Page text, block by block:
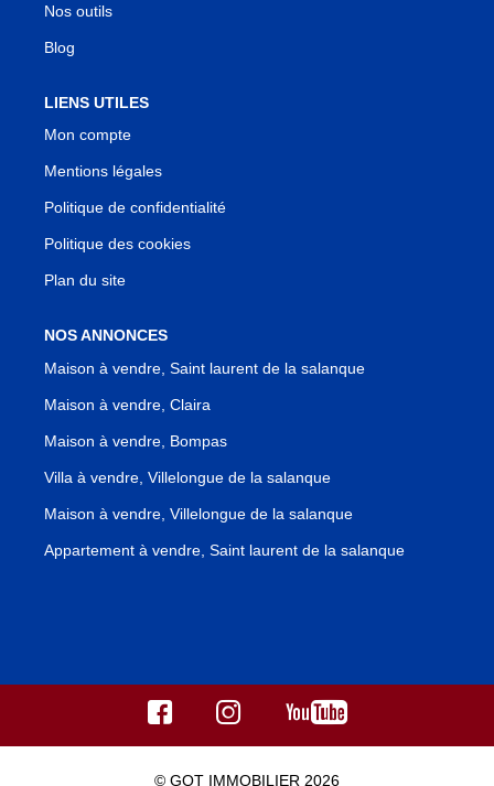
Nos outils
Blog
LIENS UTILES
Mon compte
Mentions légales
Politique de confidentialité
Politique des cookies
Plan du site
NOS ANNONCES
Maison à vendre, Saint laurent de la salanque
Maison à vendre, Claira
Maison à vendre, Bompas
Villa à vendre, Villelongue de la salanque
Maison à vendre, Villelongue de la salanque
Appartement à vendre, Saint laurent de la salanque
© GOT IMMOBILIER 2026